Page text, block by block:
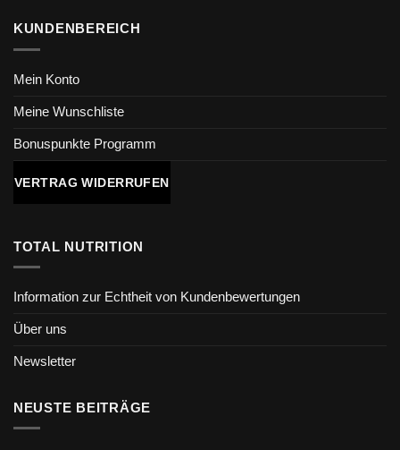
KUNDENBEREICH
Mein Konto
Meine Wunschliste
Bonuspunkte Programm
VERTRAG WIDERRUFEN
TOTAL NUTRITION
Information zur Echtheit von Kundenbewertungen
Über uns
Newsletter
NEUSTE BEITRÄGE